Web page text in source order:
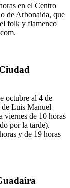
en el Centro
de Arbonaida, que
el folk y flamenco
octubre al 4 de
de Luis Manuel
viernes de 10 horas
por la tarde).
y de 19 horas